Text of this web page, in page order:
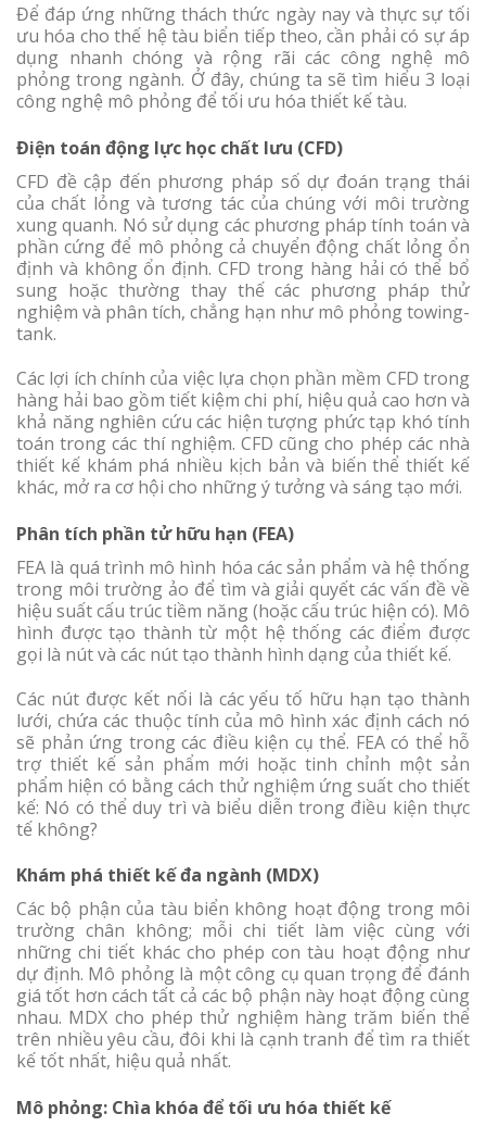
Để đáp ứng những thách thức ngày nay và thực sự tối
ưu hóa cho thế hệ tàu biển tiếp theo, cần phải có sự áp
dụng nhanh chóng và rộng rãi các công nghệ mô
phỏng trong ngành. Ở đây, chúng ta sẽ tìm hiểu 3 loại
công nghệ mô phỏng để tối ưu hóa thiết kế tàu.
Điện toán động lực học chất lưu (CFD)
CFD đề cập đến phương pháp số dự đoán trạng thái
của chất lỏng và tương tác của chúng với môi trường
xung quanh. Nó sử dụng các phương pháp tính toán và
phần cứng để mô phỏng cả chuyển động chất lỏng ổn
định và không ổn định. CFD trong hàng hải có thể bổ
sung hoặc thường thay thế các phương pháp thử
nghiệm và phân tích, chẳng hạn như mô phỏng towing-
tank.
Các lợi ích chính của việc lựa chọn phần mềm CFD trong
hàng hải bao gồm tiết kiệm chi phí, hiệu quả cao hơn và
khả năng nghiên cứu các hiện tượng phức tạp khó tính
toán trong các thí nghiệm. CFD cũng cho phép các nhà
thiết kế khám phá nhiều kịch bản và biến thể thiết kế
khác, mở ra cơ hội cho những ý tưởng và sáng tạo mới.
Phân tích phần tử hữu hạn (FEA)
FEA là quá trình mô hình hóa các sản phẩm và hệ thống
trong môi trường ảo để tìm và giải quyết các vấn đề về
hiệu suất cấu trúc tiềm năng (hoặc cấu trúc hiện có). Mô
hình được tạo thành từ một hệ thống các điểm được
gọi là nút và các nút tạo thành hình dạng của thiết kế.
Các nút được kết nối là các yếu tố hữu hạn tạo thành
lưới, chứa các thuộc tính của mô hình xác định cách nó
sẽ phản ứng trong các điều kiện cụ thể. FEA có thể hỗ
trợ thiết kế sản phẩm mới hoặc tinh chỉnh một sản
phẩm hiện có bằng cách thử nghiệm ứng suất cho thiết
kế: Nó có thể duy trì và biểu diễn trong điều kiện thực
tế không?
Khám phá thiết kế đa ngành (MDX)
Các bộ phận của tàu biển không hoạt động trong môi
trường chân không; mỗi chi tiết làm việc cùng với
những chi tiết khác cho phép con tàu hoạt động như
dự định. Mô phỏng là một công cụ quan trọng để đánh
giá tốt hơn cách tất cả các bộ phận này hoạt động cùng
nhau. MDX cho phép thử nghiệm hàng trăm biến thể
trên nhiều yêu cầu, đôi khi là cạnh tranh để tìm ra thiết
kế tốt nhất, hiệu quả nhất.
Mô phỏng: Chìa khóa để tối ưu hóa thiết kế